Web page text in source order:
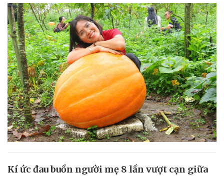
Kí ức đau buồn người mẹ 8 lần vượt cạn giữa